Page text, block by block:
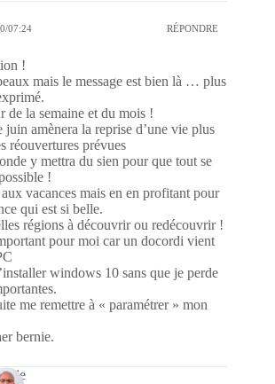
07:24 RÉPONDRE
!
mais le message est bien là … plus
de la semaine et du mois !
juin amènera la reprise d’une vie plus
réouvertures prévues
y mettra du sien pour que tout se
!
vacances mais en en profitant pour
qui est si belle.
régions à découvrir ou redécouvrir !
pour moi car un docordi vient
windows 10 sans que je perde
me remettre à « paramétrer » mon
bernie.